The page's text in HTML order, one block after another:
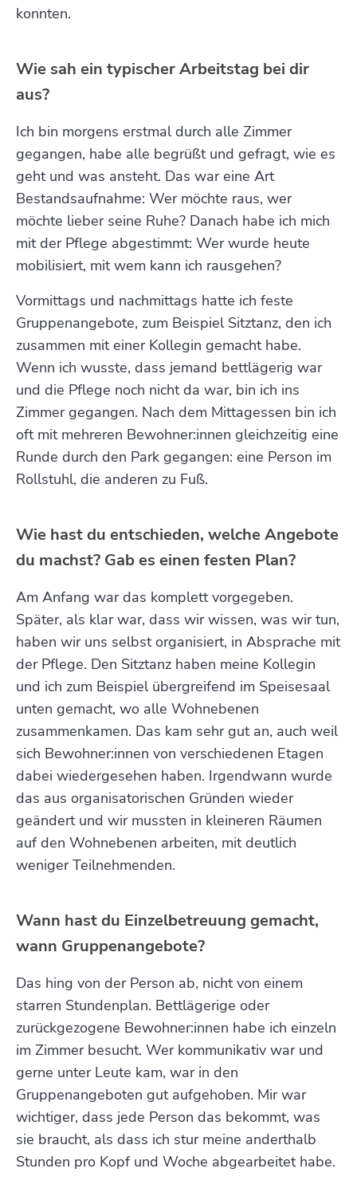
konnten.
Wie sah ein typischer Arbeitstag bei dir
aus?
Ich bin morgens erstmal durch alle Zimmer
gegangen, habe alle begrüßt und gefragt, wie es
geht und was ansteht. Das war eine Art
Bestandsaufnahme: Wer möchte raus, wer
möchte lieber seine Ruhe? Danach habe ich mich
mit der Pflege abgestimmt: Wer wurde heute
mobilisiert, mit wem kann ich rausgehen?
Vormittags und nachmittags hatte ich feste
Gruppenangebote, zum Beispiel Sitztanz, den ich
zusammen mit einer Kollegin gemacht habe.
Wenn ich wusste, dass jemand bettlägerig war
und die Pflege noch nicht da war, bin ich ins
Zimmer gegangen. Nach dem Mittagessen bin ich
oft mit mehreren Bewohner:innen gleichzeitig eine
Runde durch den Park gegangen: eine Person im
Rollstuhl, die anderen zu Fuß.
Wie hast du entschieden, welche Angebote
du machst? Gab es einen festen Plan?
Am Anfang war das komplett vorgegeben.
Später, als klar war, dass wir wissen, was wir tun,
haben wir uns selbst organisiert, in Absprache mit
der Pflege. Den Sitztanz haben meine Kollegin
und ich zum Beispiel übergreifend im Speisesaal
unten gemacht, wo alle Wohnebenen
zusammenkamen. Das kam sehr gut an, auch weil
sich Bewohner:innen von verschiedenen Etagen
dabei wiedergesehen haben. Irgendwann wurde
das aus organisatorischen Gründen wieder
geändert und wir mussten in kleineren Räumen
auf den Wohnebenen arbeiten, mit deutlich
weniger Teilnehmenden.
Wann hast du Einzelbetreuung gemacht,
wann Gruppenangebote?
Das hing von der Person ab, nicht von einem
starren Stundenplan. Bettlägerige oder
zurückgezogene Bewohner:innen habe ich einzeln
im Zimmer besucht. Wer kommunikativ war und
gerne unter Leute kam, war in den
Gruppenangeboten gut aufgehoben. Mir war
wichtiger, dass jede Person das bekommt, was
sie braucht, als dass ich stur meine anderthalb
Stunden pro Kopf und Woche abgearbeitet habe.